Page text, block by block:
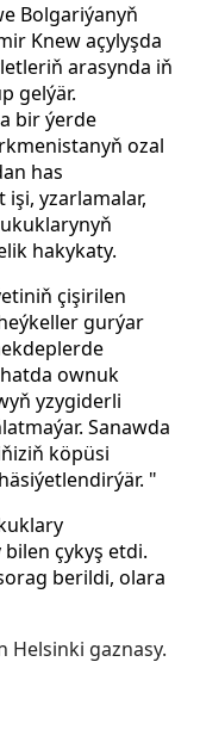
Bolgariýanyň
Knew açylyşda
arasynda iň
gelýär.
bir ýerde
ozal
has
yzarlamalar,
hakykaty.
çişirilen
gurýar
ownuk
yzygiderli
Sanawda
köpüsi
"
bilen çykyş etdi.
berildi, olara
Helsinki gaznasy.